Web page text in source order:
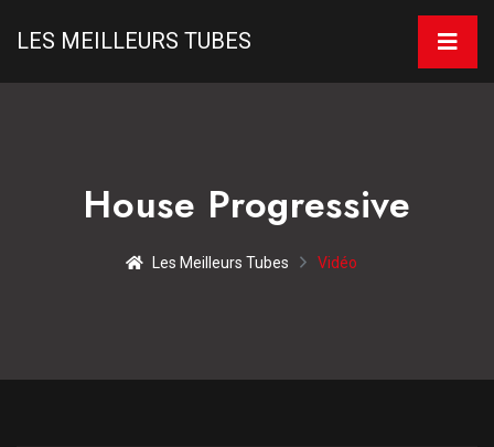
LES MEILLEURS TUBES
House Progressive
Les Meilleurs Tubes Vidéo